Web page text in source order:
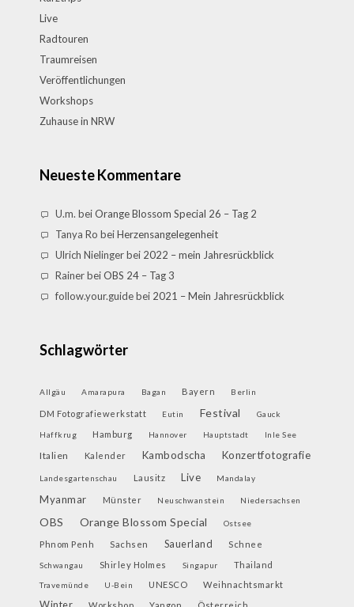
Live
Radtouren
Traumreisen
Veröffentlichungen
Workshops
Zuhause in NRW
Neueste Kommentare
U.m. beiOrange Blossom Special 26 – Tag 2
Tanya Ro beiHerzensangelegenheit
Ulrich Nielingerbei 2022 – mein Jahresrückblick
RainerbeiOBS 24 – Tag 3
follow.your.guidebei 2021 – Mein Jahresrückblick
Schlagwörter
Allgäu Amarapura Bagan Bayern Berlin
DM Fotografiewerkstatt Eutin Festival Gauck
Haffkrug Hamburg Hannover Hauptstadt Inle See
Italien Kalender Kambodscha Konzertfotografie
Landesgartenschau Lausitz Live Mandalay
Myanmar Münster Neuschwanstein Niedersachsen
OBS Orange Blossom Special Ostsee
Phnom Penh Sachsen Sauerland Schnee
Schwangau Shirley Holmes Singapur Thailand
Travemünde U-Bein UNESCO Weihnachtsmarkt